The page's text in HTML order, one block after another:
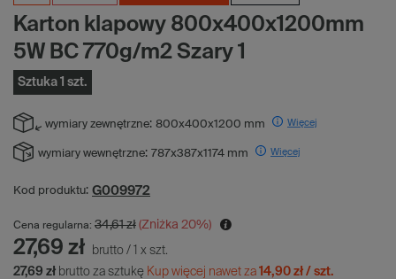
Karton klapowy 800x400x1200mm
5W BC 770g/m2 Szary 1
Sztuka 1 szt.
wymiary zewnętrzne: 800x400x1200 mm Więcej
wymiary wewnętrzne: 787x387x1174 mm Więcej
Kod produktu: G009972
Cena regularna: 34,61 zł (Zniżka 20%)
27,69 zł brutto / 1 x szt.
27,69 zł brutto za sztukę Kup więcej nawet za 14,90 zł / szt.